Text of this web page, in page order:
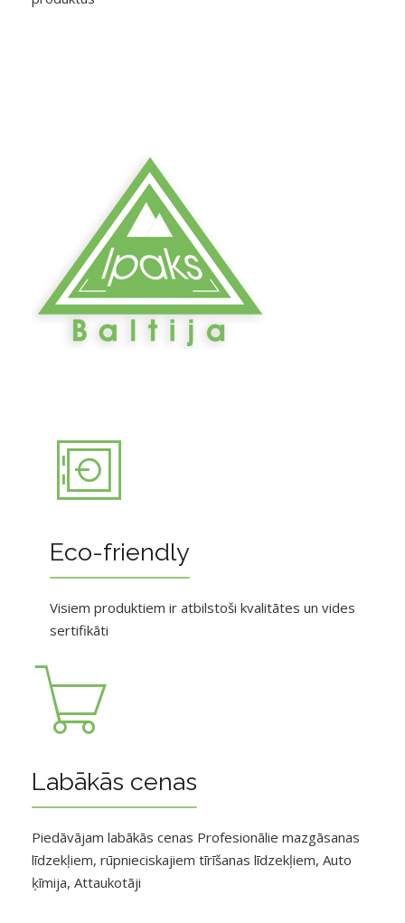
Eco-friendly
Visiem produktiem ir atbilstoši kvalitātes un vides
sertifikāti
Labākās cenas
Piedāvājam labākās cenas Profesionālie mazgāsanas
līdzekļiem, rūpnieciskajiem tīrīšanas līdzekļiem, Auto
ķīmija, Attaukotāji